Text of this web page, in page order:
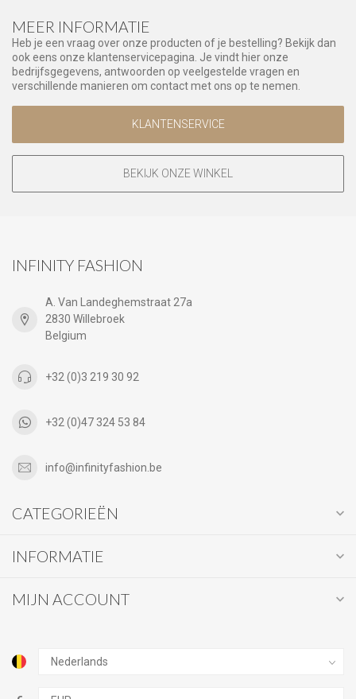
MEER INFORMATIE
Heb je een vraag over onze producten of je bestelling? Bekijk dan
ook eens onze klantenservicepagina. Je vindt hier onze
bedrijfsgegevens, antwoorden op veelgestelde vragen en
verschillende manieren om contact met ons op te nemen.
KLANTENSERVICE
BEKIJK ONZE WINKEL
INFINITY FASHION
A. Van Landeghemstraat 27a
2830 Willebroek
Belgium
+32 (0)3 219 30 92
+32 (0)47 324 53 84
info@infinityfashion.be
CATEGORIEËN
INFORMATIE
MIJN ACCOUNT